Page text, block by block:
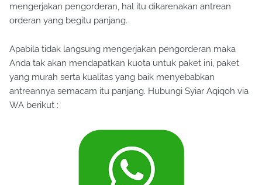
mengerjakan pengorderan, hal itu dikarenakan antrean
orderan yang begitu panjang.
Apabila tidak langsung mengerjakan pengorderan maka
Anda tak akan mendapatkan kuota untuk paket ini, paket
yang murah serta kualitas yang baik menyebabkan
antreannya semacam itu panjang. Hubungi Syiar Aqiqoh via
WA berikut :